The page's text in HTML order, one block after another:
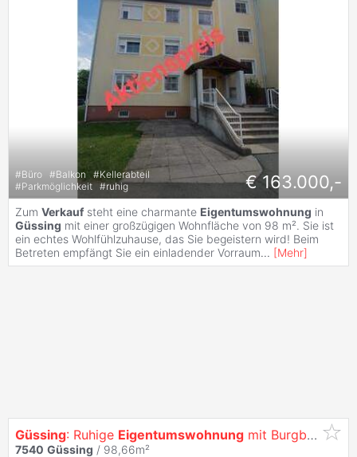
#Büro #Balkon #Kellerabteil
#Parkmöglichkeit #ruhig € 163.000,-
Zum Verkauf steht eine charmante Eigentumswohnung in
Güssing mit einer großzügigen Wohnfläche von 98 m². Sie ist
ein echtes Wohlfühlzuhause, das Sie begeistern wird! Beim
Betreten empfängt Sie ein einladender Vorraum... [Mehr]
Güssing: Ruhige Eigentumswohnung mit Burgblick
7540 Güssing / 98,66m²